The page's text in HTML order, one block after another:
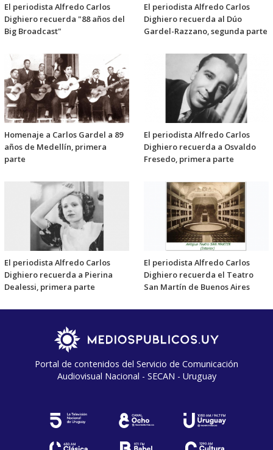
El periodista Alfredo Carlos
Dighiero recuerda "88 años del
Big Broadcast"
El periodista Alfredo Carlos
Dighiero recuerda al Dúo
Gardel-Razzano, segunda parte
Homenaje a Carlos Gardel a 89
años de Medellín, primera
parte
El periodista Alfredo Carlos
Dighiero recuerda a Osvaldo
Fresedo, primera parte
El periodista Alfredo Carlos
Dighiero recuerda a Pierina
Dealessi, primera parte
El periodista Alfredo Carlos
Dighiero recuerda el Teatro
San Martín de Buenos Aires
Portal de contenidos del Servicio de Comunicación
Audiovisual Nacional - SECAN - Uruguay